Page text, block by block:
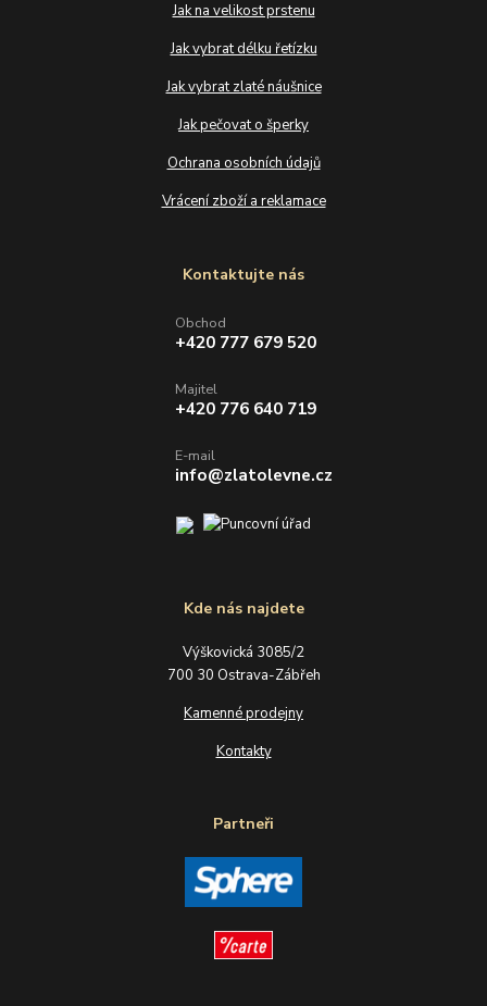
Jak na velikost prstenu
Jak vybrat délku řetízku
Jak vybrat zlaté náušnice
Jak pečovat o šperky
Ochrana osobních údajů
Vrácení zboží a reklamace
Kde nás najdete
Výškovická 3085/2
700 30 Ostrava-Zábřeh
Kamenné prodejny
Kontakty
Partneři
Kontaktujte nás
Obchod
+420 777 679 520
Majitel
+420 776 640 719
E-mail
info@zlatolevne.cz